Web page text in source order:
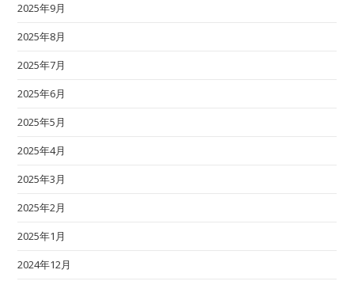
2025年9月
2025年8月
2025年7月
2025年6月
2025年5月
2025年4月
2025年3月
2025年2月
2025年1月
2024年12月